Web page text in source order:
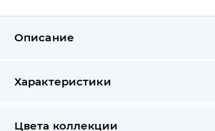
Описание
Характеристики
Цвета коллекции